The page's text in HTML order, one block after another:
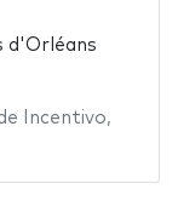
d'Orléans
Incentivo,